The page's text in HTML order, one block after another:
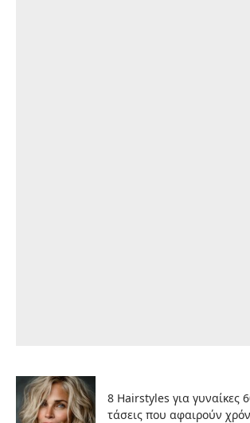
8 Hairstyles για γυναίκες
τάσεις που αφαιρούν